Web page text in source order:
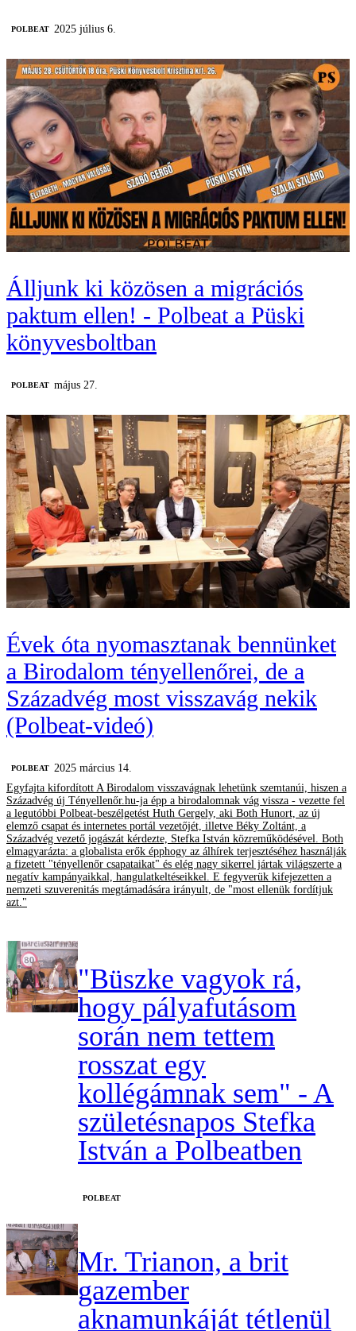
‎POLBEAT 2025 július 6.
Álljunk ki közösen a migrációs
paktum ellen! - Polbeat a Püski
könyvesboltban
‎POLBEAT május 27.
Évek óta nyomasztanak bennünket
a Birodalom tényellenőrei, de a
Századvég most visszavág nekik
(Polbeat-videó)
‎POLBEAT 2025 március 14.
Egyfajta kifordított A Birodalom visszavágnak lehetünk szemtanúi, hiszen a
Századvég új Tényellenőr.hu-ja épp a birodalomnak vág vissza - vezette fel
a legutóbbi Polbeat-beszélgetést Huth Gergely, aki Both Hunort, az új
elemző csapat és internetes portál vezetőjét, illetve Béky Zoltánt, a
Századvég vezető jogászát kérdezte, Stefka István közreműködésével. Both
elmagyarázta: a globalista erők épphogy az álhírek terjesztéséhez használják
a fizetett "tényellenőr csapataikat" és elég nagy sikerrel jártak világszerte a
negatív kampányaikkal, hangulatkeltéseikkel. E fegyverük kifejezetten a
nemzeti szuverenitás megtámadására irányult, de "most ellenük fordítjuk
azt."
"Büszke vagyok rá,
hogy pályafutásom
során nem tettem
rosszat egy
kollégámnak sem" - A
születésnapos Stefka
István a Polbeatben
‎POLBEAT
Mr. Trianon, a brit
gazember
aknamunkáját tétlenül